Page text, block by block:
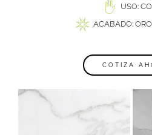
USO:
ACABADO:
COTIZA